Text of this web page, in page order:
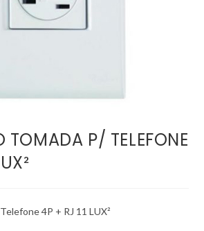
P/ TELEFONE
4P + RJ 11 LUX²